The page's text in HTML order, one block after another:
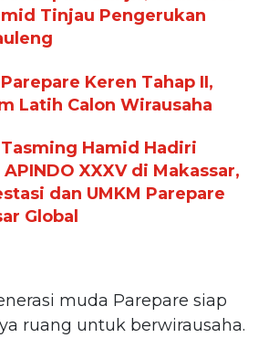
Tinjau Pengerukan
Parepare Keren Tahap II,
Latih Calon Wirausaha
Tasming Hamid Hadiri
XXXV di Makassar,
dan UMKM Parepare
Global
muda Parepare siap
ruang untuk berwirausaha.